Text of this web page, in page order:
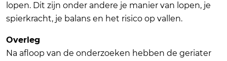
lopen. Dit zijn onder andere je manier van lopen, je
spierkracht, je balans en het risico op vallen.
Overleg
Na afloop van de onderzoeken hebben de geriater